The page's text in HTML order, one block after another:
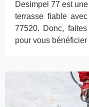
Desimpel 77 est
terrasse fiable
77520. Donc,
pour vous